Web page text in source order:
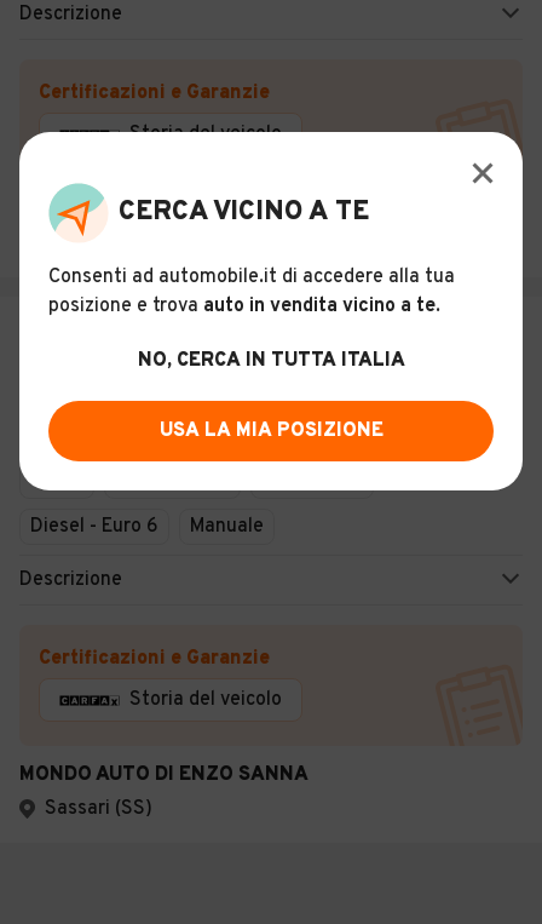
Descrizione
Certificazioni e Garanzie
Storia del veicolo
MONDO AUTO DI ENZO SANNA
Sassari (SS)
14
Peugeot Traveller 9 posti
Usato
Diesel - Euro 6
Manuale
Descrizione
Certificazioni e Garanzie
Storia del veicolo
MONDO AUTO DI ENZO SANNA
Sassari (SS)
CERCA VICINO A TE
Consenti ad automobile.it di accedere alla tua
posizione e trova auto in vendita vicino a te.
NO, CERCA IN TUTTA ITALIA
USA LA MIA POSIZIONE